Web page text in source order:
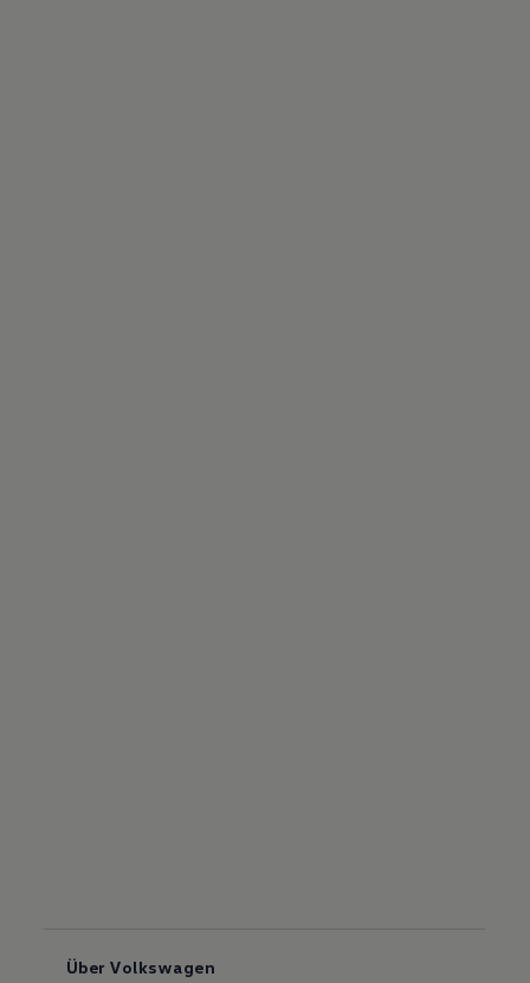
Über Volkswagen